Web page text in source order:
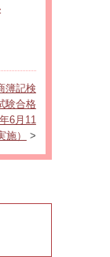
簿記検
験合格
6月11
施）
>